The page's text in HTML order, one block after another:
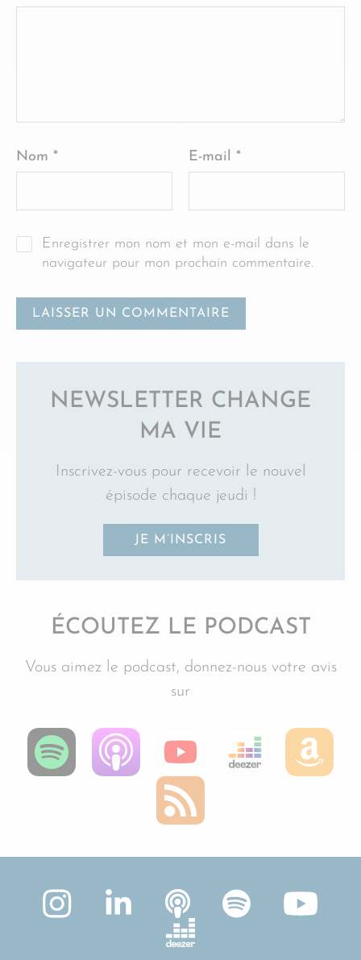
Nom * E-mail *
Enregistrer mon nom et mon e-mail dans le
navigateur pour mon prochain commentaire.
NEWSLETTER CHANGE
MA VIE
Inscrivez-vous pour recevoir le nouvel
épisode chaque jeudi !
JE M’INSCRIS
ÉCOUTEZ LE PODCAST
Vous aimez le podcast, donnez-nous votre avis
sur